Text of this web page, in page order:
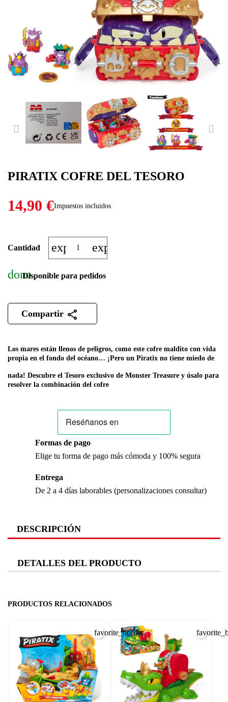
PIRATIX COFRE DEL TESORO
14,90 €Impuestos incluidos
Los mares están llenos de peligros, como este cofre maldito con vida
propia en el fondo del océano… ¡Pero un Piratix no tiene miedo de
nada! Descubre el Tesoro exclusivo de Monster Treasure y úsalo para
resolver la combinación del cofre
Cantidad expand_moreexpand_less
doneDisponible para pedidos
Compartir
Formas de pago
Elige tu forma de pago más cómoda y 100% segura
Entrega
De 2 a 4 días laborables (personalizaciones consultar)
DESCRIPCIÓN
DETALLES DEL PRODUCTO
PRODUCTOS RELACIONADOS
favorite_border